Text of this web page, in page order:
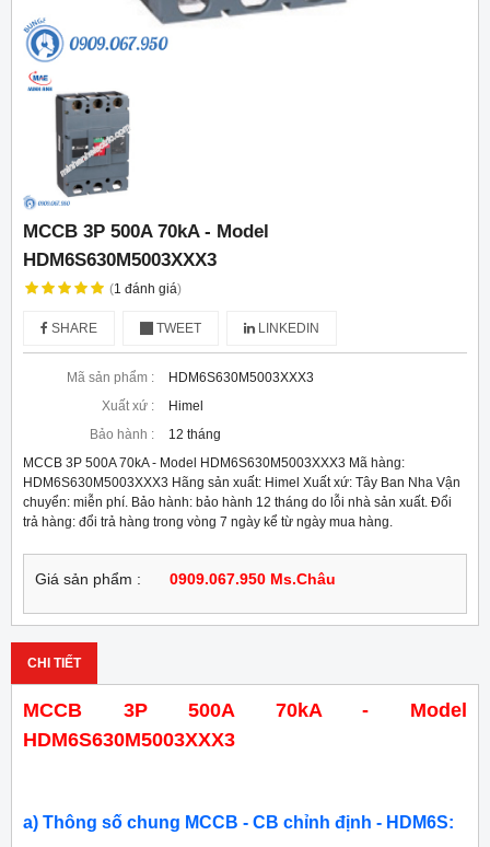
MCCB 3P 500A 70kA - Model
HDM6S630M5003XXX3
(1 đánh giá)
SHARE TWEET LINKEDIN
Mã sản phẩm :
HDM6S630M5003XXX3
Xuất xứ :
Himel
Bảo hành :
12 tháng
MCCB 3P 500A 70kA - Model HDM6S630M5003XXX3 Mã hàng:
HDM6S630M5003XXX3 Hãng sản xuất: Himel Xuất xứ: Tây Ban Nha Vận
chuyển: miễn phí. Bảo hành: bảo hành 12 tháng do lỗi nhà sản xuất. Đổi
trả hàng: đổi trả hàng trong vòng 7 ngày kể từ ngày mua hàng.
Giá sản phẩm : 0909.067.950 Ms.Châu
CHI TIẾT
MCCB 3P 500A 70kA - Model
HDM6S630M5003XXX3
a) Thông số chung MCCB - CB chỉnh định - HDM6S: